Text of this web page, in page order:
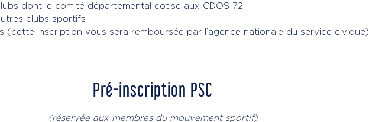
dont le comité départemental cotise aux CDOS 72
clubs sportifs
(cette inscription vous sera remboursée par l’agence nationale du service civique)
Pré-inscription PSC
(réservée aux membres du mouvement sportif)